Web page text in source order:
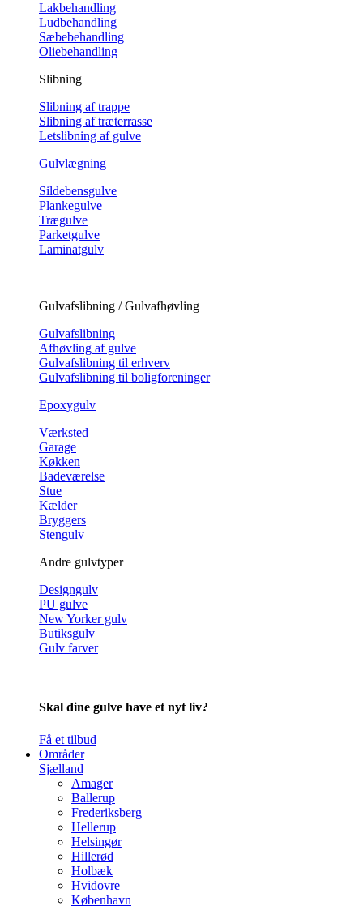
Lakbehandling
Ludbehandling
Sæbebehandling
Oliebehandling
Slibning
Slibning af trappe
Slibning af træterrasse
Letslibning af gulve
Gulvlægning
Sildebensgulve
Plankegulve
Trægulve
Parketgulve
Laminatgulv
Gulvafslibning / Gulvafhøvling
Gulvafslibning
Afhøvling af gulve
Gulvafslibning til erhverv
Gulvafslibning til boligforeninger
Epoxygulv
Værksted
Garage
Køkken
Badeværelse
Stue
Kælder
Bryggers
Stengulv
Andre gulvtyper
Designgulv
PU gulve
New Yorker gulv
Butiksgulv
Gulv farver
Skal dine gulve have et nyt liv?
Få et tilbud
Områder
Sjælland
Amager
Ballerup
Frederiksberg
Hellerup
Helsingør
Hillerød
Holbæk
Hvidovre
København